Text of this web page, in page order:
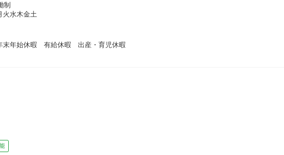
制
火水木金土
年始休暇 有給休暇 出産・育児休暇